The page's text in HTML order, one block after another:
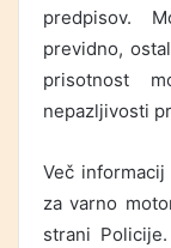
predpisov.
previdno,
prisotnost
nepazljivosti
Več
za varno
strani